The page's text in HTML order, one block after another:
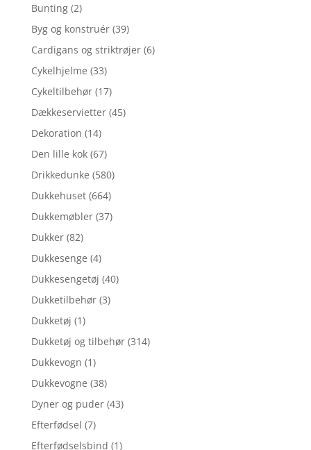
Bunting (2)
Byg og konstruér (39)
Cardigans og striktrøjer (6)
Cykelhjelme (33)
Cykeltilbehør (17)
Dækkeservietter (45)
Dekoration (14)
Den lille kok (67)
Drikkedunke (580)
Dukkehuset (664)
Dukkemøbler (37)
Dukker (82)
Dukkesenge (4)
Dukkesengetøj (40)
Dukketilbehør (3)
Dukketøj (1)
Dukketøj og tilbehør (314)
Dukkevogn (1)
Dukkevogne (38)
Dyner og puder (43)
Efterfødsel (7)
Efterfødselsbind (1)